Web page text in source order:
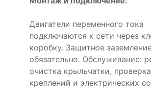
Двигатели переменного тока
подключаются к сети через
коробку. Защитное
обязательно. Обслуживание:
очистка крыльчатки, проверка
креплений и электрических